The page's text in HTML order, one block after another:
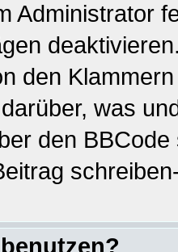
Administrator
den
was
den